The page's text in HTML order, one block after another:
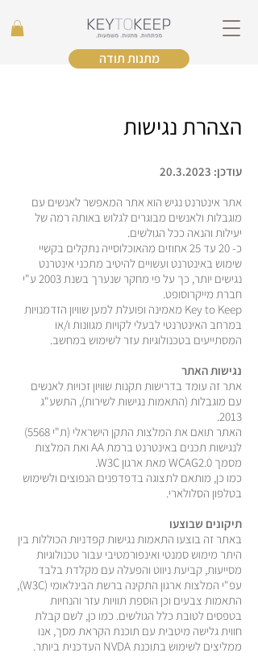
מתנות תודה
הצהרת נגישות
עודכן: 20.3.2023
אתר אינטרנט נגיש הוא אתר המאפשר לאנשים עם
מוגבלות ולאנשים מבוגרים לגלוש באותה רמה של
יעילות והנאה ככל הגולשים.
כ- 20 עד 25 אחוזים מהאוכלוסייה נתקלים בקשיי
שימוש באינטרנט ועשויים להיטיב מתכני אינטרנט
נגישים יותר, כך על פי מחקר שנערך בשנת 2003 ע"י
חברת מייקרוסופט.
Key to Keep מאמינה ופועלת למען שוויון הזדמנויות
במרחב האינטרנטי לבעלי לקויות מגוונות ו/או
המסתייעים בטכנולוגיות עזר לשימוש במחשב.
נגישות האתר
אתר זה עומד בדרישות תקנות שוויון זכויות לאנשים
עם מוגבלות (התאמות נגישות לשירות), התשע"ג
2013.
האתר תואם את המלצות התקן הישראלי (ת"י 5568)
לנגישות תכנים באינטרנט ברמת AA ואת המלצות
מסמך WCAG2.0 מאת ארגון W3C.
כמו כן, מותאם לתצוגה בדפדפנים הנפוצים ולשימוש
בטלפון הסלולארי.
תיקונים שבוצעו
באתר זה בוצעו התאמות נגישות קפדניות הכוללות בין
היתר מימוש סמנטי ואינפורמטיבי עבור טכנולוגיות
מסייעות, קביעת ניווט והפעלה עם מקלדת בלבד
עפ"י המלצות ארגון התקינה ברשת הבינלאומי (W3C),
התאמות צבעים וכן הוספת תוויות עזר והנחיות
בטפסים לטובת כלל הגולשים. כמו כן, לשם קבלת
חווית גלישה מיטבית עם תוכנת הקראת מסך, אנו
ממליצים לשימוש בתוכנת NVDA העדכנית ביותר.